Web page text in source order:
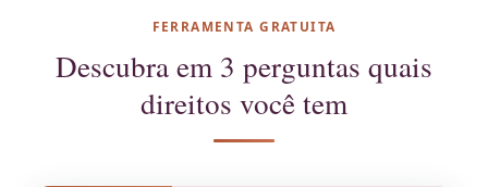
FERRAMENTA GRATUITA
Descubra em 3 perguntas quais
direitos você tem